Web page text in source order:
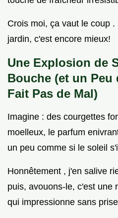
Crois moi, ça vaut le coup
jardin, c'est encore mieux!
Une Explosion de
Bouche (et un Peu
Fait Pas de Mal)
Imagine : des courgettes
moelleux, le parfum
un peu comme si le soleil
Honnêtement , j'en salive
puis, avouons-le, c'est une
qui impressionne sans